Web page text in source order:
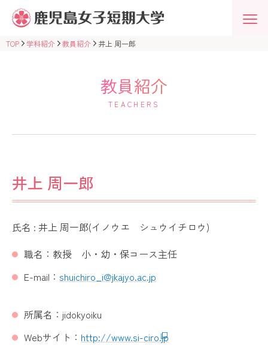
鹿
児
島
女
子
志
園
TOP 学科紹介 教員紹介 井上 周一郎
教員紹介
TEACHERS
井上 周一郎
氏名 : 井上 周一郎(イノウエ シュウイチロウ)
職名：教授 小・幼・保コース主任
E-mail： shuichiro_i@jkajyo.ac.jp
所属名：jidokyoiku
Webサイト： http://www.si-ciro.jp